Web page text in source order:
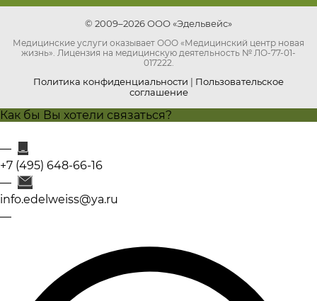
© 2009–2026 ООО «Эдельвейс»
Медицинские услуги оказывает ООО «Медицинский центр новая
жизнь». Лицензия на медицинскую деятельность № ЛО-77-01-
017222.
Политика конфиденциальности | Пользовательское
соглашение
Как бы Вы хотели связаться?
+7 (495) 648-66-16
info.edelweiss@ya.ru